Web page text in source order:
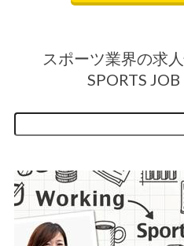
スポーツ業界の求
SPORTS